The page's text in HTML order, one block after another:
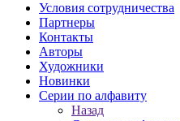
Условия сотрудничества
Партнеры
Контакты
Авторы
Художники
Новинки
Серии по алфавиту
Назад